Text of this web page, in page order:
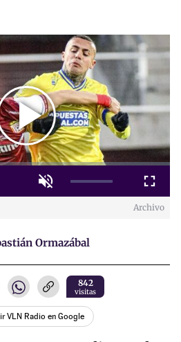
Play
Video
Unmute Fullscreen
Archivo
Ormazábal
842
visitas
VLN Radio en Google